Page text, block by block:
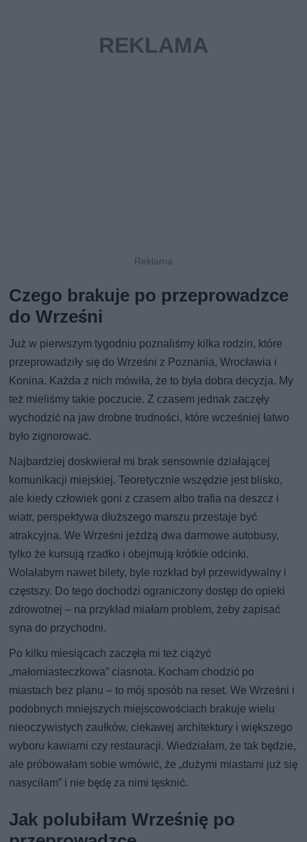
Czego brakuje po przeprowadzce
do Wrześni
Już w pierwszym tygodniu poznaliśmy kilka rodzin, które
przeprowadziły się do Wrześni z Poznania, Wrocławia i
Konina. Każda z nich mówiła, że to była dobra decyzja. My
też mieliśmy takie poczucie. Z czasem jednak zaczęły
wychodzić na jaw drobne trudności, które wcześniej łatwo
było zignorować.
Najbardziej doskwierał mi brak sensownie działającej
komunikacji miejskiej. Teoretycznie wszędzie jest blisko,
ale kiedy człowiek goni z czasem albo trafia na deszcz i
wiatr, perspektywa dłuższego marszu przestaje być
atrakcyjna. We Wrześni jeżdżą dwa darmowe autobusy,
tylko że kursują rzadko i obejmują krótkie odcinki.
Wolałabym nawet bilety, byle rozkład był przewidywalny i
częstszy. Do tego dochodzi ograniczony dostęp do opieki
zdrowotnej – na przykład miałam problem, żeby zapisać
syna do przychodni.
Po kilku miesiącach zaczęła mi też ciążyć
„małomiasteczkowa” ciasnota. Kocham chodzić po
miastach bez planu – to mój sposób na reset. We Wrześni i
podobnych mniejszych miejscowościach brakuje wielu
nieoczywistych zaułków, ciekawej architektury i większego
wyboru kawiarni czy restauracji. Wiedziałam, że tak będzie,
ale próbowałam sobie wmówić, że „dużymi miastami już się
nasyciłam” i nie będę za nimi tęsknić.
Jak polubiłam Wrześnię po